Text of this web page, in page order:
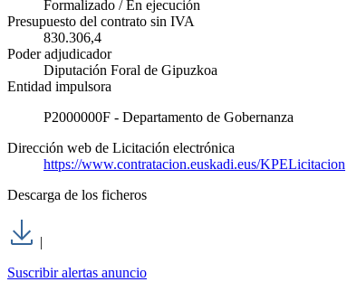
Formalizado / En ejecución
Presupuesto del contrato sin IVA
830.306,4
Poder adjudicador
Diputación Foral de Gipuzkoa
Entidad impulsora
P2000000F - Departamento de Gobernanza
Dirección web de Licitación electrónica
https://www.contratacion.euskadi.eus/KPELicitacion
Descarga de los ficheros
|
Suscribir alertas anuncio